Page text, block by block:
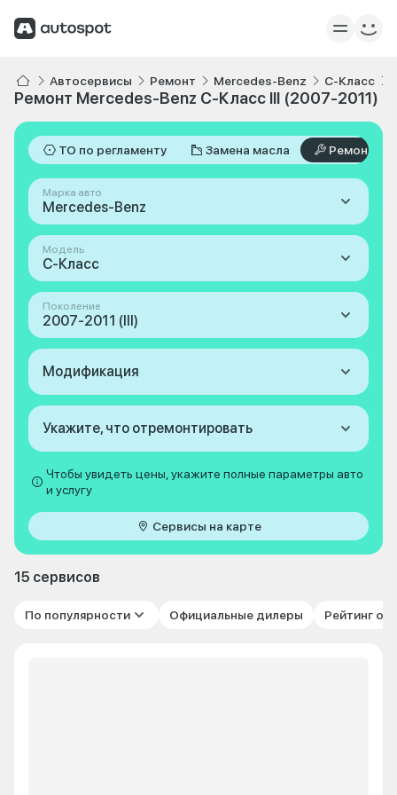
Автосервисы Ремонт Mercedes-Benz C-Класс
Ремонт Mercedes-Benz C-Класс III (2007-2011)
ТО по регламенту Замена масла Ремонт
Марка авто
Mercedes-Benz
Модель
C-Класс
Поколение
2007-2011 (III)
Модификация
Укажите, что отремонтировать
Чтобы увидеть цены, укажите полные параметры авто
и услугу
Сервисы на карте
15 сервисов
По популярности Официальные дилеры Рейтинг